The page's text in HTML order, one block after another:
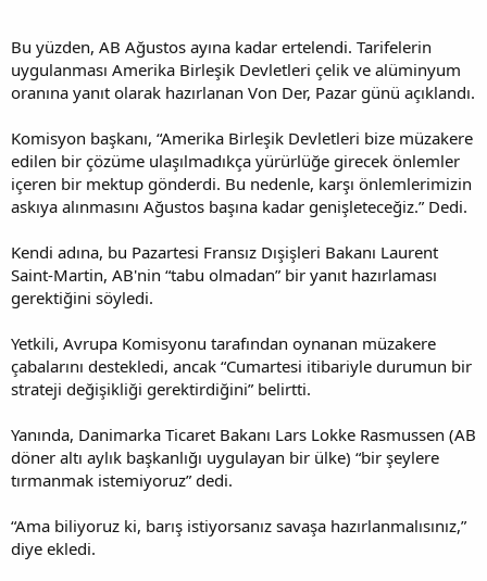
a
n
i
h
i
Bu yüzden, AB Ağustos ayına kadar ertelendi. Tarifelerin
uygulanması Amerika Birleşik Devletleri çelik ve alüminyum
oranına yanıt olarak hazırlanan Von Der, Pazar günü açıklandı.
Komisyon başkanı, “Amerika Birleşik Devletleri bize müzakere
edilen bir çözüme ulaşılmadıkça yürürlüğe girecek önlemler
içeren bir mektup gönderdi. Bu nedenle, karşı önlemlerimizin
askıya alınmasını Ağustos başına kadar genişleteceğiz.” Dedi.
Kendi adına, bu Pazartesi Fransız Dışişleri Bakanı Laurent
Saint-Martin, AB'nin “tabu olmadan” bir yanıt hazırlaması
gerektiğini söyledi.
Yetkili, Avrupa Komisyonu tarafından oynanan müzakere
çabalarını destekledi, ancak “Cumartesi itibariyle durumun bir
strateji değişikliği gerektirdiğini” belirtti.
Yanında, Danimarka Ticaret Bakanı Lars Lokke Rasmussen (AB
döner altı aylık başkanlığı uygulayan bir ülke) “bir şeylere
tırmanmak istemiyoruz” dedi.
“Ama biliyoruz ki, barış istiyorsanız savaşa hazırlanmalısınız,”
diye ekledi.